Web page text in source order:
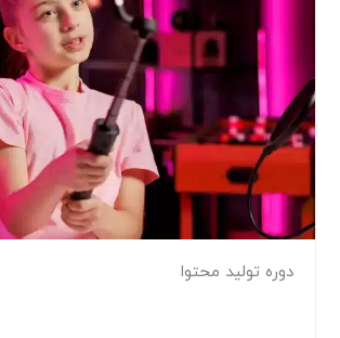
دوره تولید محتوا